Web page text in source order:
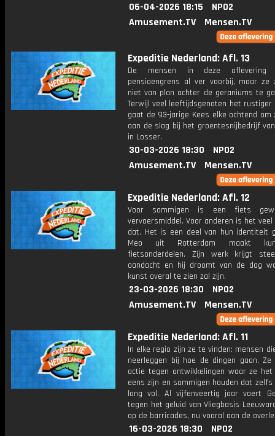
06-04-2026 18:15
NPO2
Amusement.TV
Mensen.TV
Expeditie Nederland: Afl. 13
De mensen in deze
pensioengrens al ver voorbij, maar ze
niet van plan achter de geraniums te
Terwijl veel leeftijdsgenoten het rustiger
gaat de 93-jarige Kees elke ochtend om
aan de slag bij het groentesnijbedrijf
in Losser.
30-03-2026 18:30
NPO2
Amusement.TV
Mensen.TV
Expeditie Nederland: Afl. 12
Voor sommigen is een fiets
vervoersmiddel. Voor anderen is het
dat. Het is een deel van hun identiteit
Meo uit Rotterdam maakt
fietsonderdelen. Zijn werk krijgt
aandacht en hij droomt van de dag
kunst overal te zien zal zijn.
23-03-2026 18:30
NPO2
Amusement.TV
Mensen.TV
Expeditie Nederland: Afl. 11
In elke regio zijn ze te vinden: mensen
neerleggen bij hoe de dingen gaan. Ze
actie tegen ontwikkelingen waar ze
eens zijn en sommigen houden dat zelfs
lang vol. Al vijfenveertig jaar voert
tegen het geluid van Vliegbasis
op de barricades, nu vooral aan de
16-03-2026 18:30
NPO2